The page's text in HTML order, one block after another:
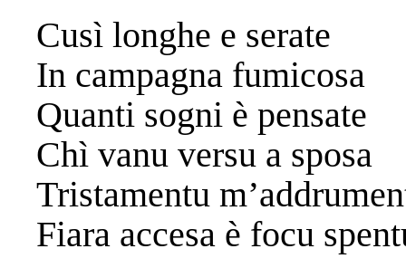
Cusì longhe e serate
In campagna fumicosa
Quanti sogni è pensate
Chì vanu versu a sposa
Tristamentu
Fiara accesa è focu